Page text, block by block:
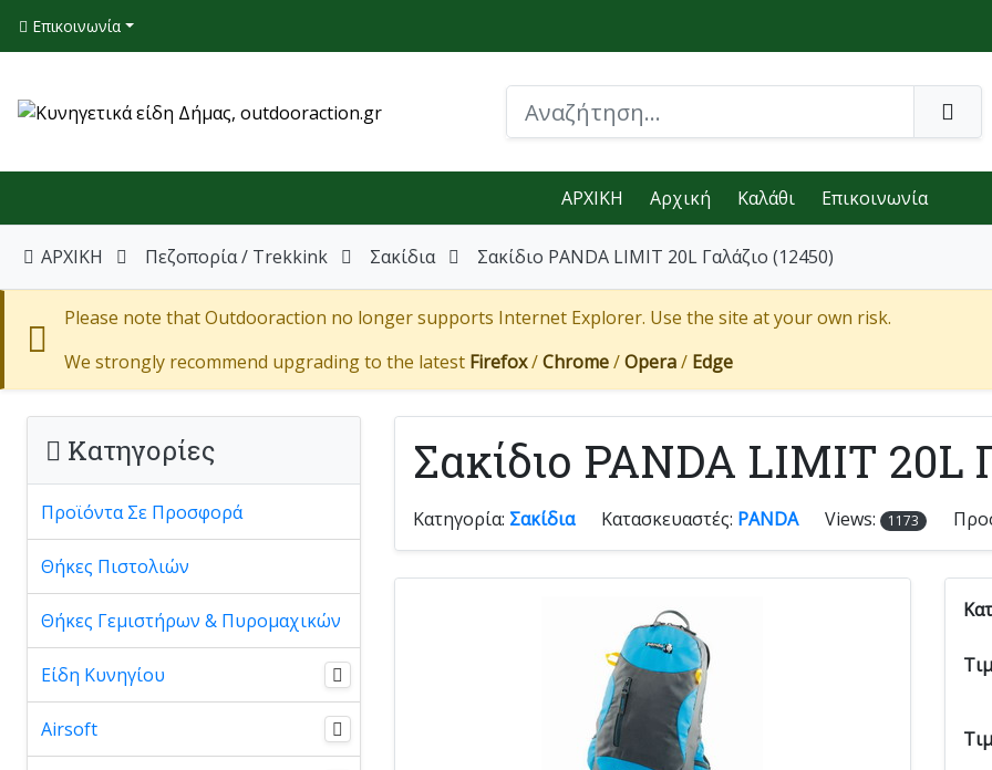
Επικοινωνία
ΑΡΧΙΚΗ Αρχική Καλάθι Επικοινωνία
ΑΡΧΙΚΗ Πεζοπορία / Trekkink Σακίδια Σακίδιο PANDA LIMIT 20L Γαλάζιο (12450)
Please note that Outdooraction no longer supports Internet Explorer. Use the site at your own risk.
We strongly recommend upgrading to the latest Firefox/Chrome/Opera/ Edge
Σακίδιο PANDA LIMIT 20L
Κατηγορία: Σακίδια Κατασκευαστές: PANDA Views: 1173
Κατηγορίες
Προϊόντα Σε Προσφορά
Θήκες Πιστολιών
Θήκες Γεμιστήρων & Πυρομαχικών
Είδη Κυνηγίου
Airsoft